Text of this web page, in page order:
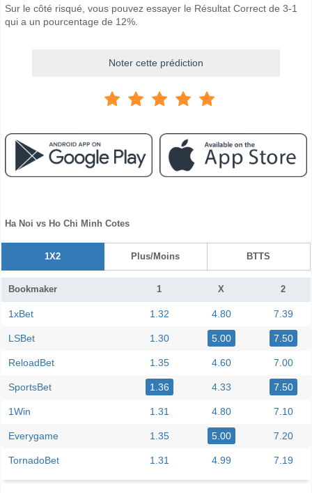
Sur le côté risqué, vous pouvez essayer le Résultat Correct de 3-1
qui a un pourcentage de 12%.
Noter cette prédiction
Ha Noi vs Ho Chi Minh Cotes
1X2 Plus/Moins BTTS
Bookmaker 1 X 2
1xBet 1.32 4.80 7.39
LSBet 1.30 5.00 7.50
ReloadBet 1.35 4.60 7.00
SportsBet 1.36 4.33 7.50
1Win 1.31 4.80 7.10
Everygame 1.35 5.00 7.20
TornadoBet 1.31 4.99 7.19